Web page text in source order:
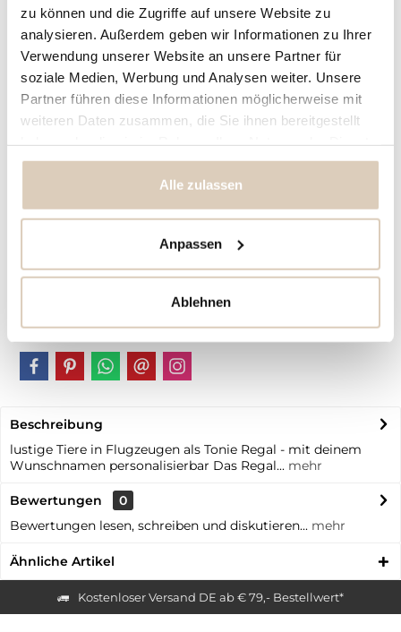
zu können und die Zugriffe auf unsere Website zu
analysieren. Außerdem geben wir Informationen zu Ihrer
Verwendung unserer Website an unsere Partner für
soziale Medien, Werbung und Analysen weiter. Unsere
Partner führen diese Informationen möglicherweise mit
weiteren Daten zusammen, die Sie ihnen bereitgestellt
gesammelt haben.
Alle zulassen
Anpassen
Ablehnen
Eingabe fehlt
Ihr Preis: 39,90 € *
inkl. MwSt.zzgl. Versandkosten
Artikel-Nr.: BB10312
Kostenloser Versand ab € 79,- Bestellwert
Beschreibung
lustige Tiere in Flugzeugen als Tonie Regal - mit deinem
Wunschnamen personalisierbar Das Regal... mehr
Bewertungen
0
Bewertungen lesen, schreiben und diskutieren... mehr
Ähnliche Artikel
Kostenloser Versand DE ab € 79,- Bestellwert*